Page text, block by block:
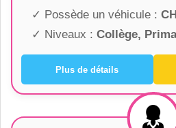
✓ Possède un véhicule :
✓ Niveaux : Collège,
Plus de détails